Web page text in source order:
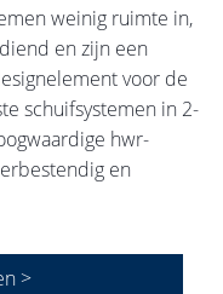
weinig ruimte in,
en zijn een
voor de
schuifsystemen in 2-
hwr-
en
>